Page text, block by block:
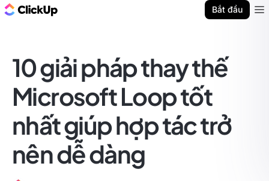
Bắt đầu
10 giải pháp thay thế
Microsoft Loop tốt
nhất giúp hợp tác trở
nên dễ dàng